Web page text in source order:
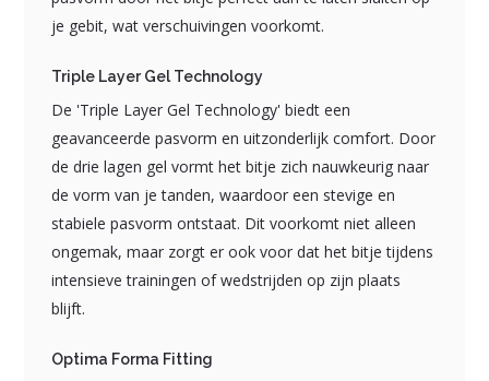
je gebit, wat verschuivingen voorkomt.
Triple Layer Gel Technology
De 'Triple Layer Gel Technology' biedt een
geavanceerde pasvorm en uitzonderlijk comfort. Door
de drie lagen gel vormt het bitje zich nauwkeurig naar
de vorm van je tanden, waardoor een stevige en
stabiele pasvorm ontstaat. Dit voorkomt niet alleen
ongemak, maar zorgt er ook voor dat het bitje tijdens
intensieve trainingen of wedstrijden op zijn plaats
blijft.
Optima Forma Fitting